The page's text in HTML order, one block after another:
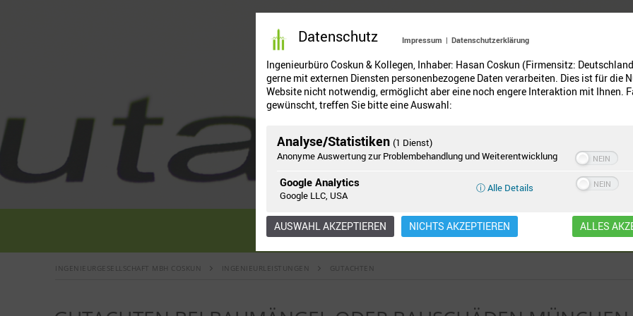
Werte bewahrenmit Instandhaltung/
INGENIEURGESELLSCHAFT MBH COSKUN INGENIEURLEISTUNGEN GUTACHTEN
Datenschutz Impressum | Datenschutzerklärung
Ingenieurbüro Coskun & Kollegen, Inhaber: Hasan Coskun (Firmensitz:
gerne mit externen Diensten personenbezogene Daten verarbeiten. Dies ist für die
Website nicht notwendig, ermöglicht aber eine noch engere Interaktion mit Ihnen.
gewünscht, treffen Sie bitte eine Auswahl:
Analyse/Statistiken (1 Dienst)
Anonyme Auswertung zur Problembehandlung und Weiterentwicklung
Google Analytics
Google LLC, USA
ⓘ Alle Details
AUSWAHL AKZEPTIEREN NICHTS AKZEPTIEREN ALLES